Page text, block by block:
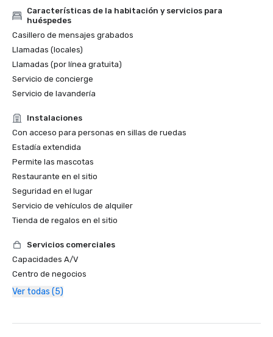
Características de la habitación y servicios para
huéspedes
Casillero de mensajes grabados
Llamadas (locales)
Llamadas (por línea gratuita)
Servicio de concierge
Servicio de lavandería
Instalaciones
Con acceso para personas en sillas de ruedas
Estadía extendida
Permite las mascotas
Restaurante en el sitio
Seguridad en el lugar
Servicio de vehículos de alquiler
Tienda de regalos en el sitio
Servicios comerciales
Capacidades A/V
Centro de negocios
Ver todas (5)